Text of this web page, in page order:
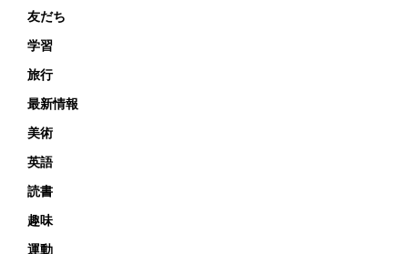
友だち
学習
旅行
最新情報
美術
英語
読書
趣味
運動